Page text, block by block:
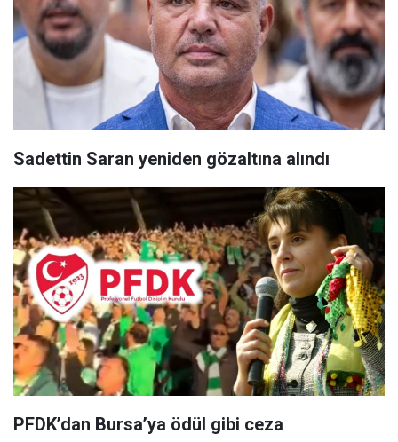
Sadettin Saran yeniden gözaltına alındı
PFDK’dan Bursa’ya ödül gibi ceza